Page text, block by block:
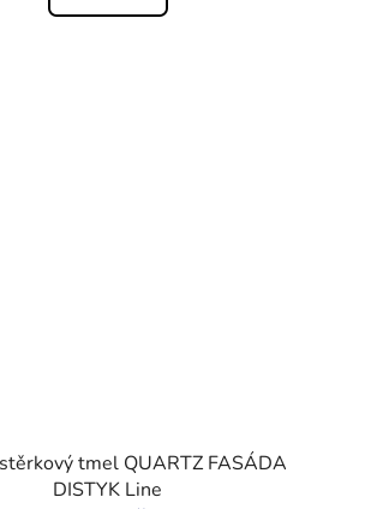
tmel QUARTZ FASÁDA
DISTYK Line